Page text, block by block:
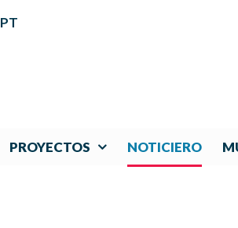
PT
PROYECTOS NOTICIERO